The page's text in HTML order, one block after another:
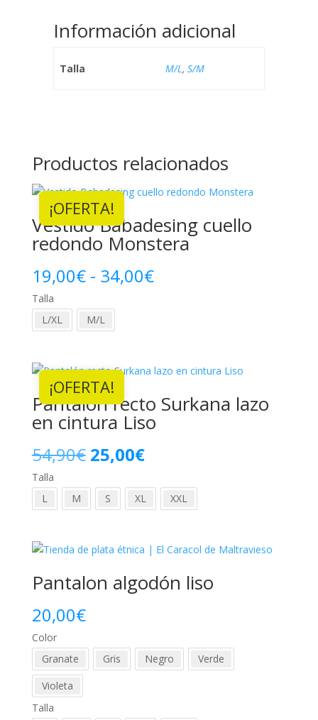
Información adicional
Talla M/L, S/M
Productos relacionados
¡OFERTA!
Vestido Babadesing cuello
redondo Monstera
19,00€ - 34,00€Rango
hasta
Talla
L/XL
M/L
¡OFERTA!
Pantalón recto Surkana lazo
en cintura Liso
54,90€ El
precio
original
25,00€El
precio
actual
Talla
L
M S XL XXL
Pantalon algodón liso
20,00€
Color
Granate
Gris Negro
Verde
Violeta
Talla